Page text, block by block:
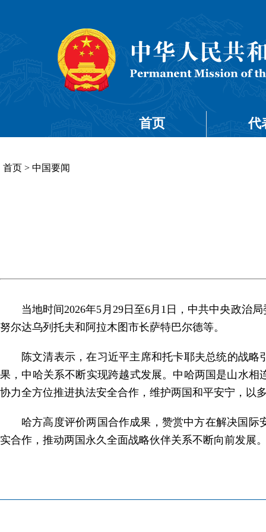
首页 代
首页 > 中国要闻
当地时间2026年5月29日至6月1日，中共中央政治
努尔达乌列托夫和阿拉木图市长萨特巴尔德等。
陈文清表示，在习近平主席和托卡耶夫总统的战
果，中哈关系不断实现跨越式发展。中哈两国是山水
协力全方位推进执法安全合作，维护两国和平安宁，以
哈方高度评价两国合作成果，赞赏中方在解决国
实合作，推动两国永久全面战略伙伴关系不断向前发展